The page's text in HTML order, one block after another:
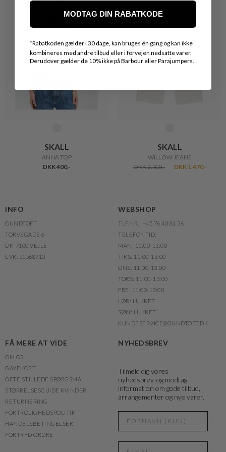
SKALL
ANNA TOP
DKK 400,-
SKALL
WILLOW JEANS
DKK 2.100,-
DKK 1.470,-
INFO
GUNDTOFT
TORVEGADE 6
DK-7100 VEJLE
CVR. 51568710
WEBSHOP
TLF.NR.: +45 76 40 81 36
TELEFONTID:
MAN: 11:00-13:00
TIRS: 11:00-13:00
ONS: 11:00-13:00
TORS: 11:00-13:00
FRE: 11:00-13:00
LØR: LUKKET
SØN: LUKKET
KUNDESERVICE@GUNDTOFT.DK
FÅ MERE AT VIDE
OM OS
GAVEKORT
OFTE STILLEDE SPØRGSMÅL
STØRRELSESGUIDE KVINDER
RETURNERING
FORTROLIGHEDSPOLITIK
HANDELSBETINGELSER
FORTRYD ORDRE
NYHEDSBREV
Tilmeld dig vores
nyhedsbrev, og modtag
information om gode tilbud,
arrangementer og nye varer.
MODTAG DIN RABATKODE
*Rabatkoden gælder i 30 dage, kan bruges én gang og kan ikke
kombineres med andre tilbud eller i forvejen nedsatte varer.
Derudover gælder de 10% ikke på Barbour eller Parajumpers.